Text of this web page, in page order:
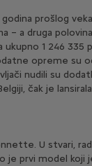
prošlog
– a druga
ukupno 1 246
opreme su
nudili su
čak je
U stvari,
prvi model koji